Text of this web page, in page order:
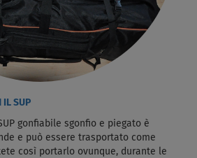
IL SUP
gonfiabile sgonfio e piegato è
e può essere trasportato come
così portarlo ovunque, durante le